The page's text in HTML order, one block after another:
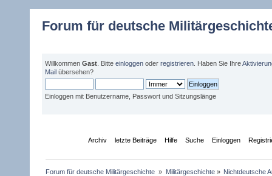
Forum für deutsche
Willkommen Gast . Bitte einloggen oder registrieren . Haben Sie Ihre
Mail übersehen?
Einloggen mit Benutzername, Passwort und Sitzungslänge
Archiv letzte Beiträge Hilfe Suche Einloggen
Forum für deutsche Militärgeschichte » Militärgeschichte» Nichtdeutsche